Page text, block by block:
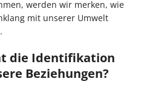
werden wir merken, wie
mit unserer Umwelt
die Identifikation
Beziehungen?